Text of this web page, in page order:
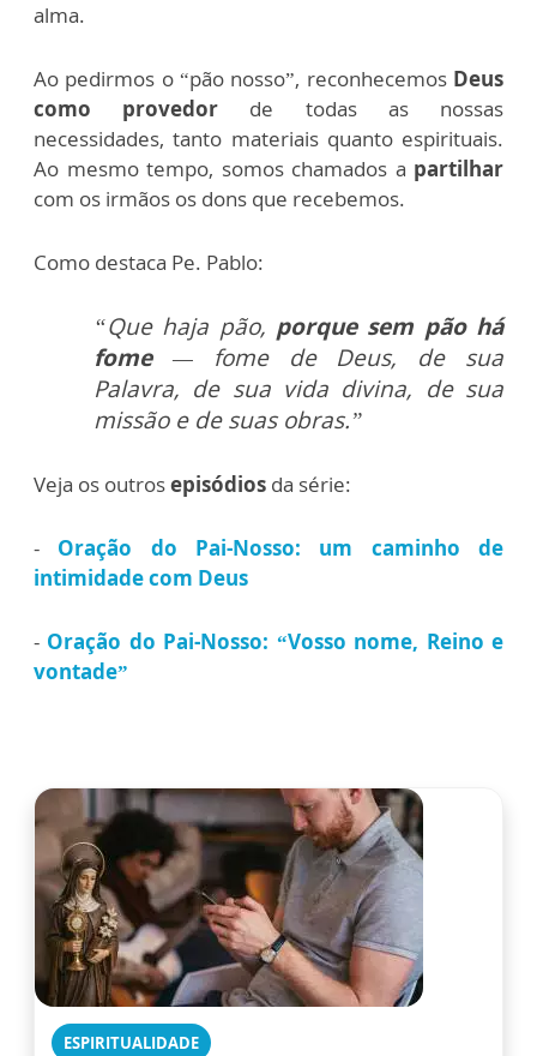
alma.
Ao pedirmos o “pão nosso”, reconhecemos Deus
como provedor de todas as nossas
necessidades, tanto materiais quanto espirituais.
Ao mesmo tempo, somos chamados a partilhar
com os irmãos os dons que recebemos.
Como destaca Pe. Pablo:
“Que haja pão, porque sem pão há
fome — fome de Deus, de sua
Palavra, de sua vida divina, de sua
missão e de suas obras.”
Veja os outrosepisódios da série:
- Oração do Pai-Nosso: um caminho de
intimidade com Deus
- Oração do Pai-Nosso: “Vosso nome, Reino e
vontade”
ESPIRITUALIDADE